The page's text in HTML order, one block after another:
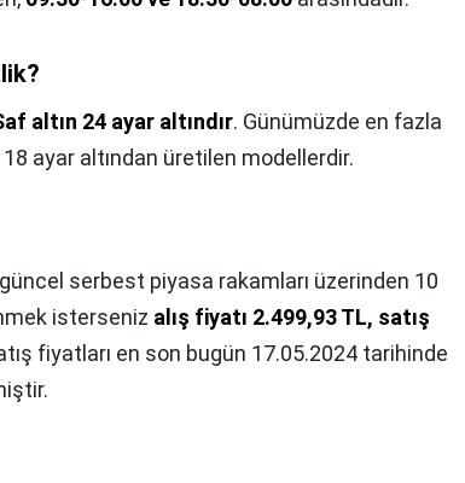
altın 24 ayar altındır. Günümüzde en fazla
ayar altından üretilen modellerdir.
serbest piyasa rakamları üzerinden 10
isterseniz alış fiyatı 2.499,93 TL, satış
fiyatları en son bugün 17.05.2024 tarihinde